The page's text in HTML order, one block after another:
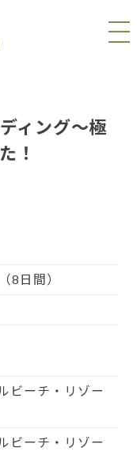
ィング～極
！
8日間）
ビーチ・リゾー
ビーチ・リゾー